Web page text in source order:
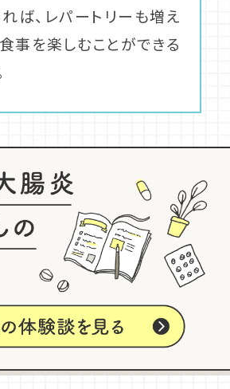
ば、レパートリーも増え
事を楽しむことができる